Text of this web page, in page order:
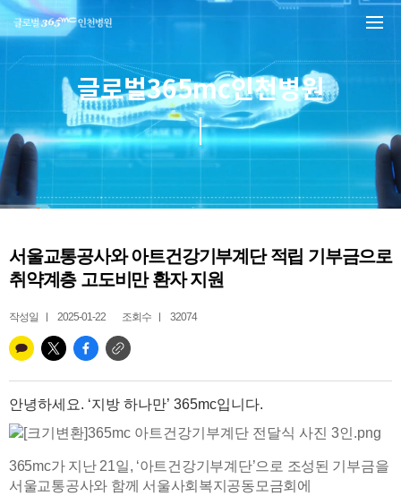
본문 바로가기
글로벌365mc인천병원
서울교통공사와 아트건강기부계단 적립 기부금으로
취약계층 고도비만 환자 지원
작성일 2025-01-22 조회수 32074
안녕하세요. ‘지방 하나만’ 365mc입니다.
365mc가 지난 21일, ‘아트건강기부계단’으로 조성된 기부금을
서울교통공사와 함께 서울사회복지공동모금회에